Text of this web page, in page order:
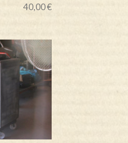
40,00 €